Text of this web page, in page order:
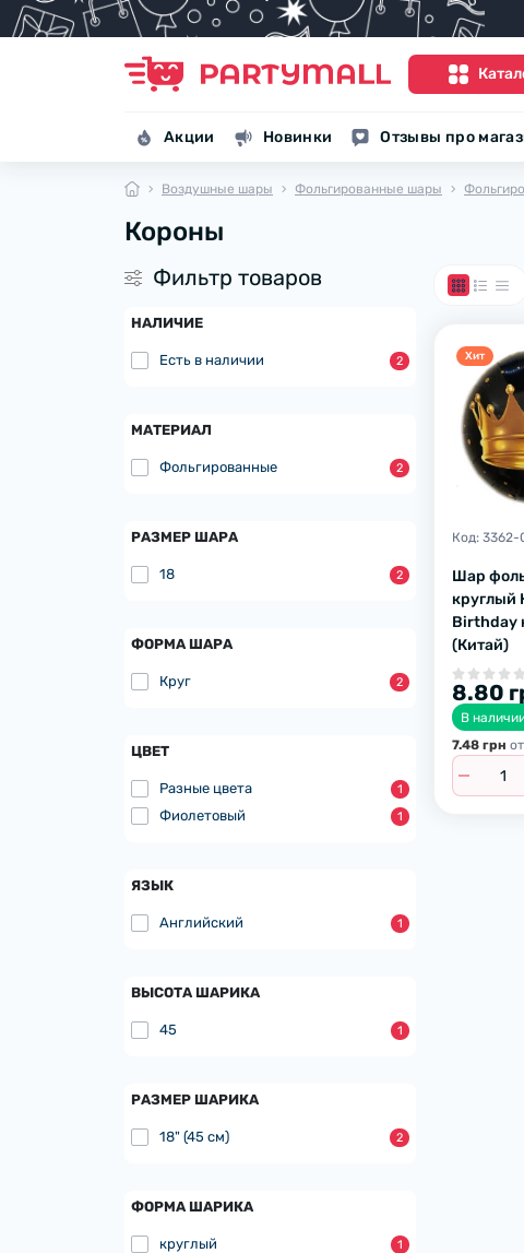
Акции Новинки Отзывы про
Воздушные шары Фольгированные шары
Короны
Фильтр товаров
НАЛИЧИЕ
Есть в наличии 2
МАТЕРИАЛ
Фольгированные 2
РАЗМЕР ШАРА
18 2
ФОРМА ШАРА
Круг 2
ЦВЕТ
Разные цвета 1
Фиолетовый 1
ЯЗЫК
Английский 1
ВЫСОТА ШАРИКА
45 1
РАЗМЕР ШАРИКА
18" (45 см) 2
ФОРМА ШАРИКА
круглый 1
Хит
Код: 3362-
Шар
круглый
Birthday
(Китай)
8.80
В
7.48 грн